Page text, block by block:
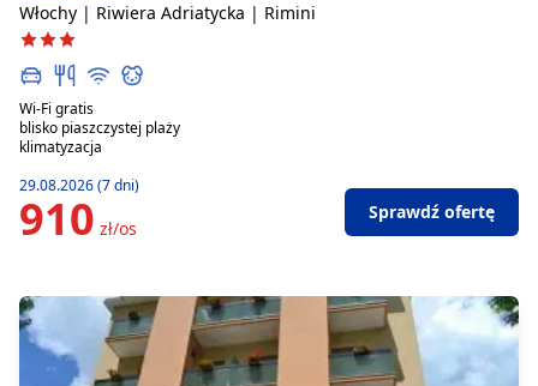
Włochy | Riwiera Adriatycka | Rimini
Wi-Fi gratis
blisko piaszczystej plaży
klimatyzacja
29.08.2026 (7 dni)
910 zł/os
Sprawdź ofertę